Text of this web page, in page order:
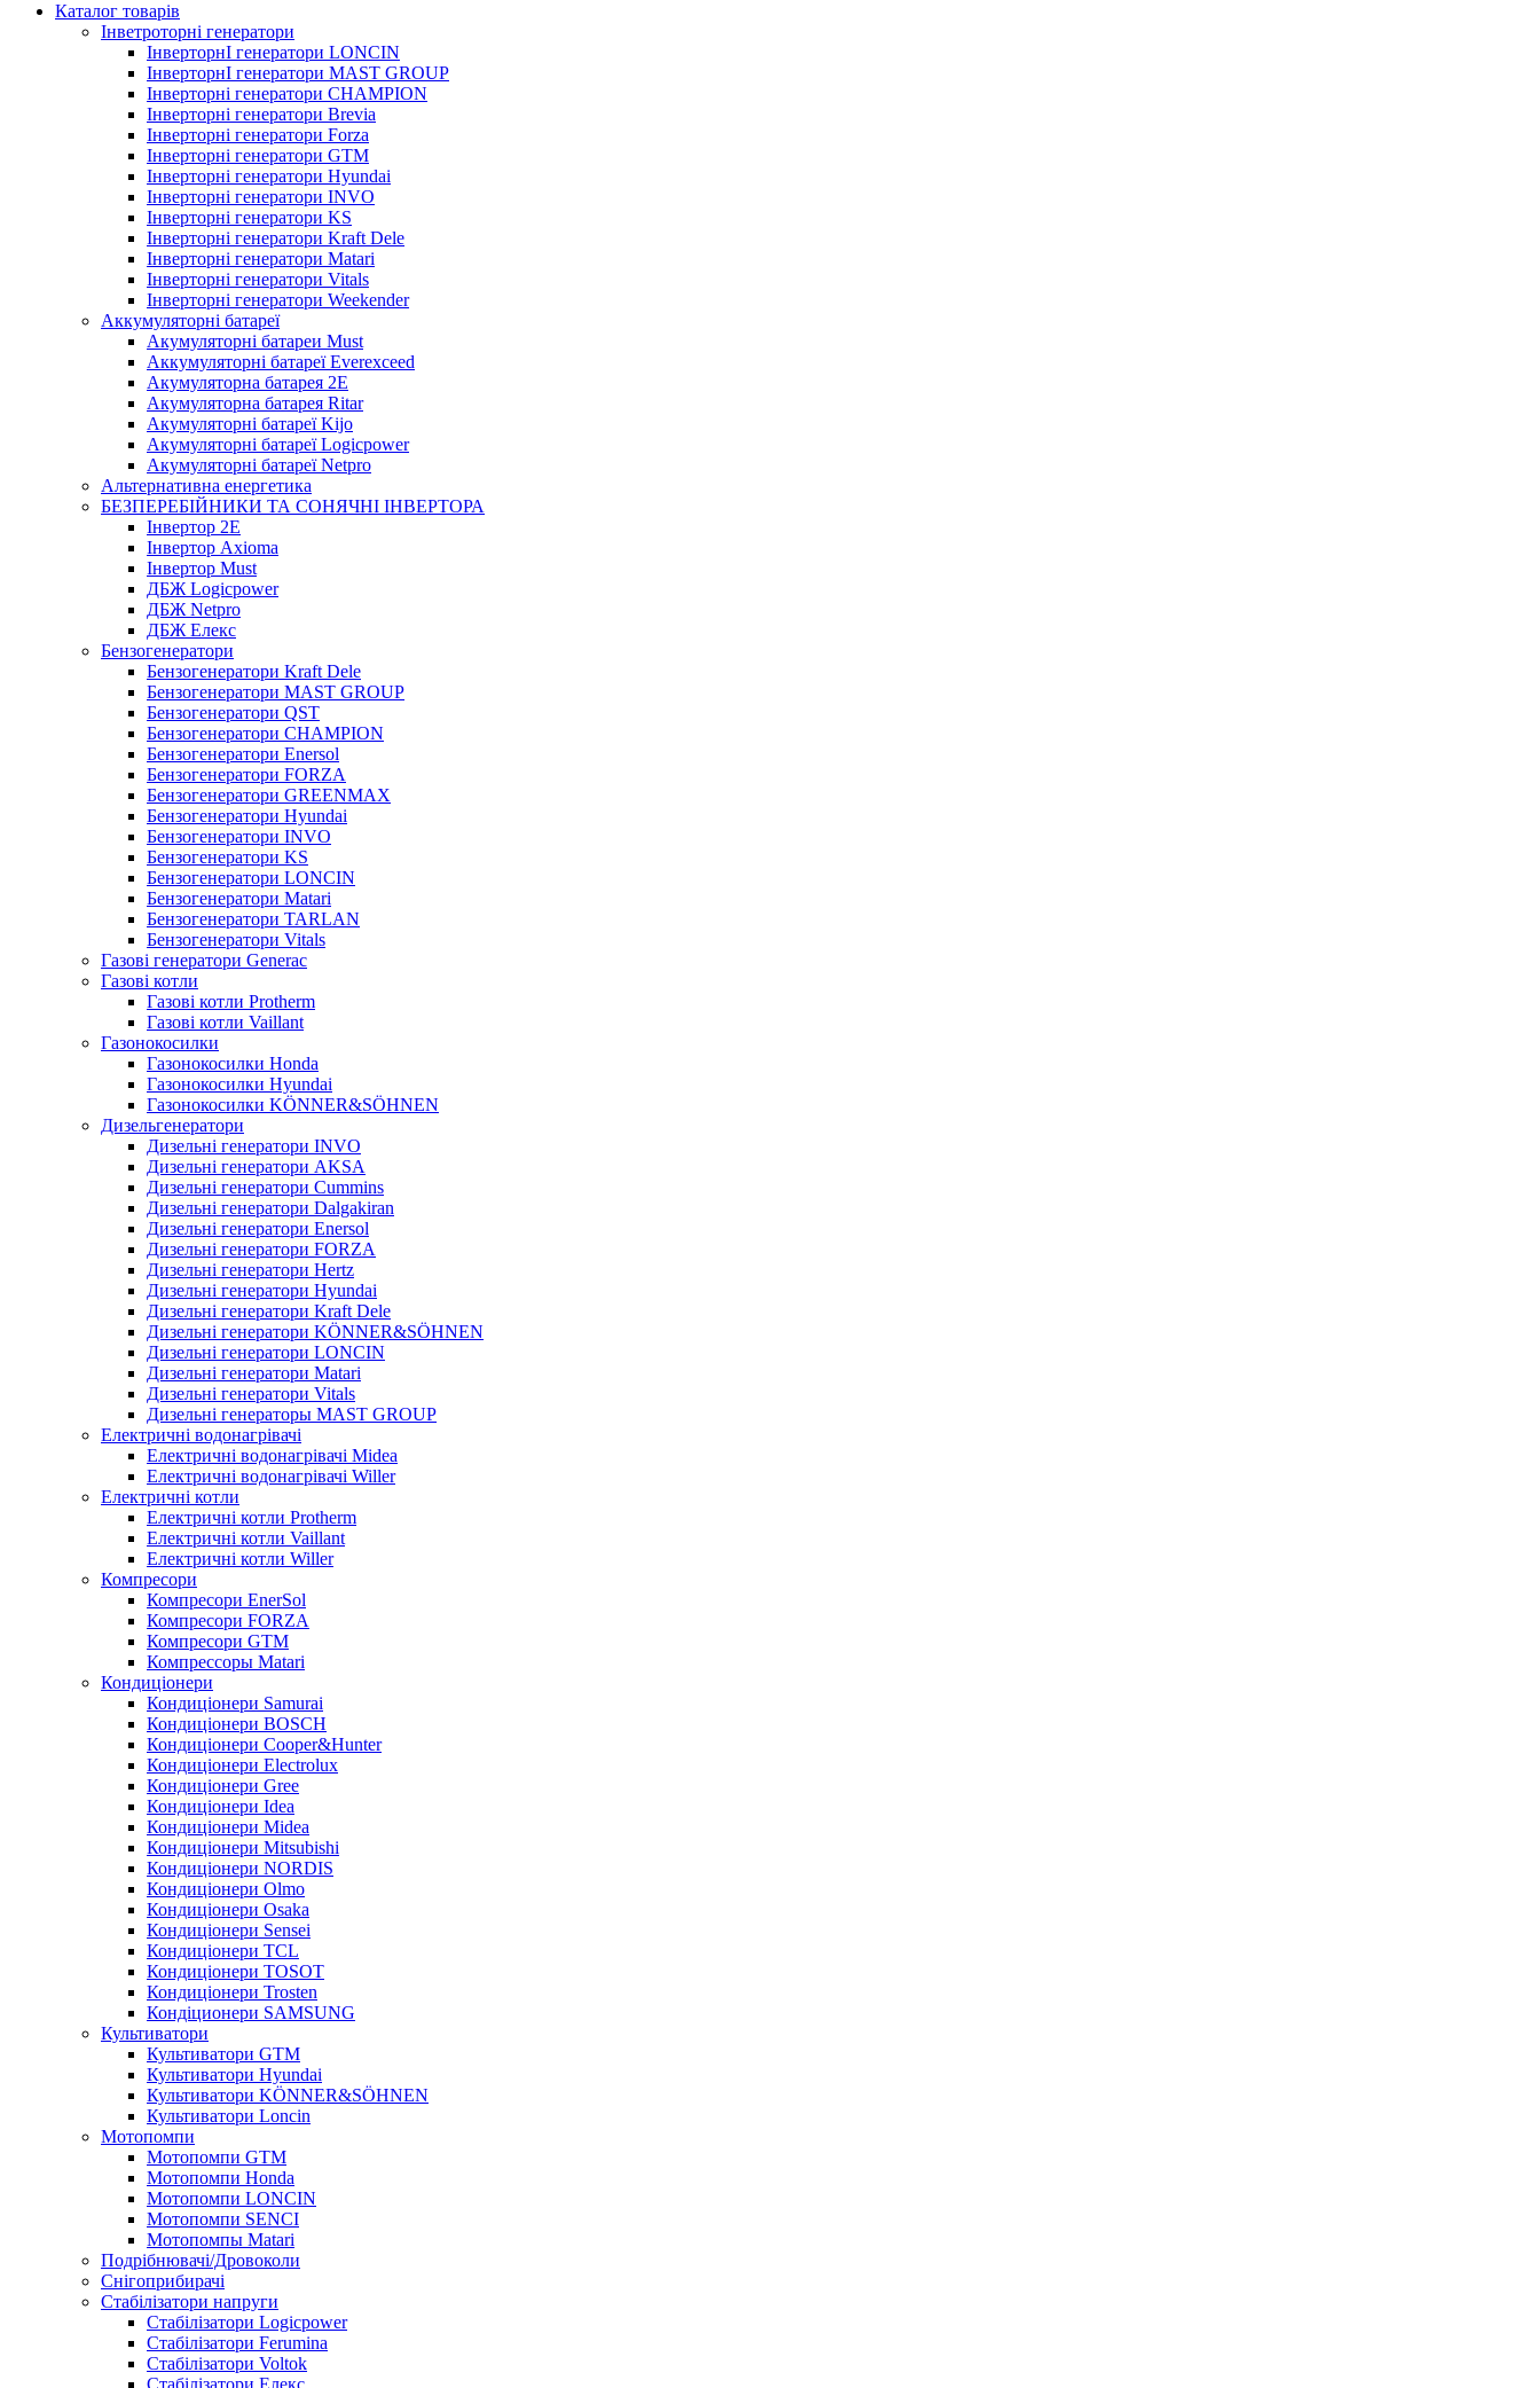
Каталог товарів
Інветроторні генератори
ІнверторнІ генератори LONCIN
ІнверторнІ генератори MAST GROUP
Інверторні генератори CHAMPION
Інверторні генератори Brevia
Інверторні генератори Forza
Інверторні генератори GTM
Інверторні генератори Hyundai
Інверторні генератори INVO
Інверторні генератори KS
Інверторні генератори Kraft Dele
Інверторні генератори Matari
Інверторні генератори Vitals
Інверторні генератори Weekender
Аккумуляторні батареї
Акумуляторні батареи Must
Аккумуляторні батареї Everexceed
Акумуляторна батарея 2E
Акумуляторна батарея Ritar
Акумуляторні батареї Kijo
Акумуляторні батареї Logicpower
Акумуляторні батареї Netpro
Альтернативна енергетика
БЕЗПЕРЕБІЙНИКИ ТА СОНЯЧНІ ІНВЕРТОРА
Інвертор 2E
Інвертор Axioma
Інвертор Must
ДБЖ Logicpower
ДБЖ Netpro
ДБЖ Елекс
Бензогенератори
Бензогенератори Kraft Dele
Бензогенератори MAST GROUP
Бензогенератори QST
Бензогенератори CHAMPION
Бензогенератори Enersol
Бензогенератори FORZA
Бензогенератори GREENMAX
Бензогенератори Hyundai
Бензогенератори INVO
Бензогенератори KS
Бензогенератори LONCIN
Бензогенератори Matari
Бензогенератори TARLAN
Бензогенератори Vitals
Газові генератори Generac
Газові котли
Газові котли Protherm
Газові котли Vaillant
Газонокосилки
Газонокосилки Honda
Газонокосилки Hyundai
Газонокосилки KÖNNER&SÖHNEN
Дизельгенератори
Дизельні генератори INVO
Дизельні генератори AKSA
Дизельні генератори Cummins
Дизельні генератори Dalgakiran
Дизельні генератори Enersol
Дизельні генератори FORZA
Дизельні генератори Hertz
Дизельні генератори Hyundai
Дизельні генератори Kraft Dele
Дизельні генератори KÖNNER&SÖHNEN
Дизельні генератори LONCIN
Дизельні генератори Matari
Дизельні генератори Vitals
Дизельні генераторы MAST GROUP
Електричні водонагрівачі
Електричні водонагрівачі Midea
Електричні водонагрівачі Willer
Електричні котли
Електричні котли Protherm
Електричні котли Vaillant
Електричні котли Willer
Компресори
Компресори EnerSol
Компресори FORZA
Компресори GTM
Компрессоры Matari
Кондиціонери
Кондиціонери Samurai
Кондиціонери BOSCH
Кондиціонери Cooper&Hunter
Кондиціонери Electrolux
Кондиціонери Gree
Кондиціонери Idea
Кондиціонери Midea
Кондиціонери Mitsubishi
Кондиціонери NORDIS
Кондиціонери Olmo
Кондиціонери Osaka
Кондиціонери Sensei
Кондиціонери TCL
Кондиціонери TOSOT
Кондиціонери Trosten
Кондіционери SAMSUNG
Культиватори
Культиватори GTM
Культиватори Hyundai
Культиватори KÖNNER&SÖHNEN
Культиватори Loncin
Мотопомпи
Мотопомпи GTM
Мотопомпи Honda
Мотопомпи LONCIN
Мотопомпи SENCI
Мотопомпы Matari
Подрібнювачі/Дровоколи
Снігоприбирачі
Стабілізатори напруги
Стабілізатори Logicpower
Стабілізатори Ferumina
Стабілізатори Voltok
Стабілізатори Елекс